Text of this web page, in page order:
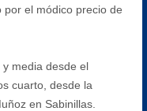
el módico precio de
media desde el
cuarto, desde la
en Sabinillas.